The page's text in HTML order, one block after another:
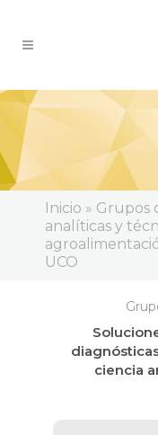
Inicio » Grupos
analíticas y
UCO
ciencia